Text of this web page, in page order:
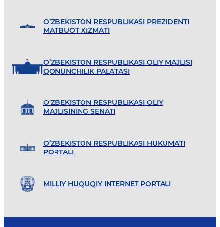
O’ZBEKISTON RESPUBLIKASI PREZIDENTI
MATBUOT XIZMATI
O’ZBEKISTON RESPUBLIKASI OLIY MAJLISI
QONUNCHILIK PALATASI
O'ZBEKISTON RESPUBLIKASI OLIY
MAJLISINING SENATI
O’ZBEKISTON RESPUBLIKASI HUKUMATI
PORTALI
MILLIY HUQUQIY INTERNET PORTALI